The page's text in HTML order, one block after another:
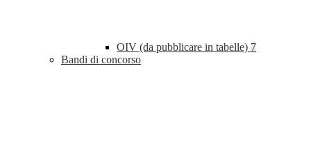
OIV (da pubblicare in tabelle) 7
Bandi di concorso